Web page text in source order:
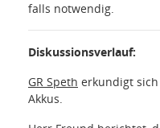
falls notwendig.
Diskussionsverlauf:
GR Speth erkundigt
Akkus.